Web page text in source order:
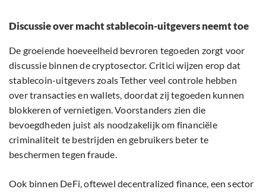
Discussie over macht stablecoin-uitgevers neemt toe
De groeiende hoeveelheid bevroren tegoeden zorgt voor
discussie binnen de cryptosector. Critici wijzen erop dat
stablecoin-uitgevers zoals Tether veel controle hebben
over transacties en wallets, doordat zij tegoeden kunnen
blokkeren of vernietigen. Voorstanders zien die
bevoegdheden juist als noodzakelijk om financiële
criminaliteit te bestrijden en gebruikers beter te
beschermen tegen fraude.
Ook binnen DeFi, oftewel decentralized finance, een sector